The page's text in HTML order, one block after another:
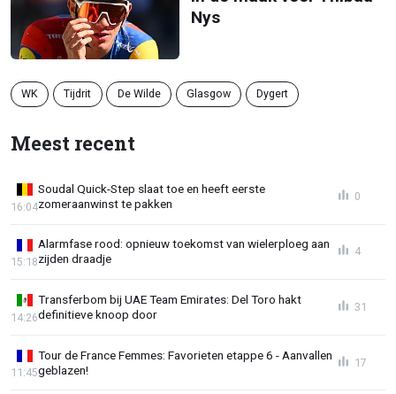
Nys
WK Tijdrit De Wilde Glasgow Dygert
Meest recent
Soudal Quick-Step slaat toe en heeft eerste
zomeraanwinst te pakken
16:04
0
Alarmfase rood: opnieuw toekomst van wielerploeg aan
zijden draadje
15:18
4
Transferbom bij UAE Team Emirates: Del Toro hakt
definitieve knoop door
14:26
31
Tour de France Femmes: Favorieten etappe 6 - Aanvallen
geblazen!
11:45
17